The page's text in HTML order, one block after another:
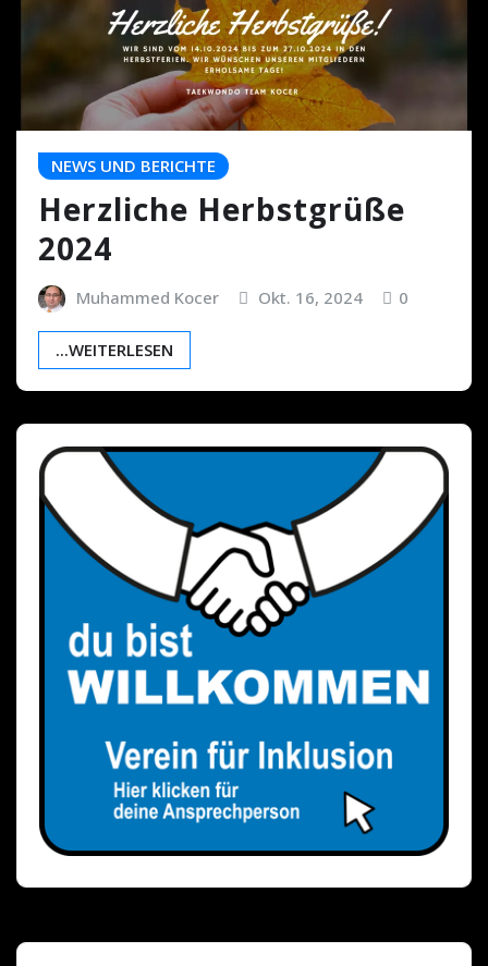
NEWS UND BERICHTE
Herzliche Herbstgrüße
2024
Muhammed Kocer Okt. 16, 2024 0
...WEITERLESEN